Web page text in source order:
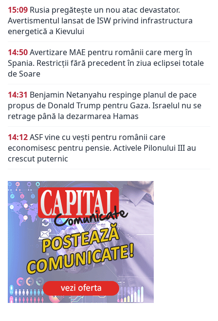
15:09 Rusia pregătește un nou atac devastator.
Avertismentul lansat de ISW privind infrastructura
energetică a Kievului
14:50Avertizare MAE pentru românii care merg în
Spania. Restricții fără precedent în ziua eclipsei totale
de Soare
14:31 Benjamin Netanyahu respinge planul de pace
propus de Donald Trump pentru Gaza. Israelul nu se
retrage până la dezarmarea Hamas
14:12ASF vine cu vești pentru românii care
economisesc pentru pensie. Activele Pilonului III au
crescut puternic